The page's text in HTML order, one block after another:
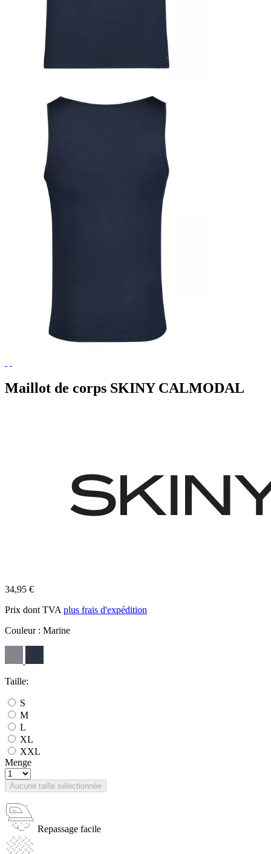
Maillot de corps SKINY CALMODAL
34,95 €
Prix dont TVA plus frais d'expédition
Couleur : Marine
Taille:
S
M
L
XL
XXL
Menge
Aucune taille sélectionnée
Repassage facile